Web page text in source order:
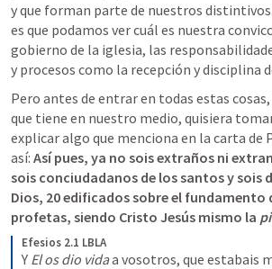
y que forman parte de nuestros
es que podamos ver cuál es nuestra
gobierno de la iglesia, las
y procesos como la recepción y disciplina
Pero antes de entrar en todas estas
que tiene en nuestro medio, quisiera
explicar algo que menciona en la carta de
así: Así pues, ya no sois extraños ni
sois conciudadanos de los santos y sois
Dios, 20 edificados sobre el fundamento
profetas, siendo Cristo Jesús mismo la
Efesios 2.1 LBLA
Y El os dio vida a vosotros, que estabais